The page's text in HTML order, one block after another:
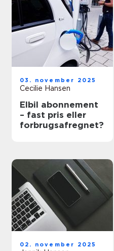
03. november 2025
Cecilie Hansen
Elbil abonnement
– fast pris eller
forbrugsafregnet?
02. november 2025